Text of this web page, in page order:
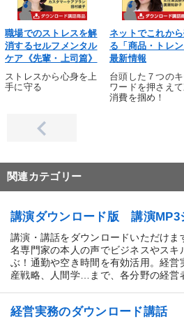
職場でのストレスを解
消するセルフメンタル
ケア《先輩・上司篇》
ストレスから心身を上
手に守る
ネットでこれか
る「商品・トレン
最新情報
台頭した７つの
ワードを押さえ
消費を掴め！
関連カテゴリー
講演ダウンロード版 講演MP3
講演・講話をダウンロードいただけま
名専門家の本人の声でビジネスやスキ
ぶ！通勤や空き時間を有効活用。経営
産戦略、人間学…まで、各分野の経営
経営実務のダウンロード講話